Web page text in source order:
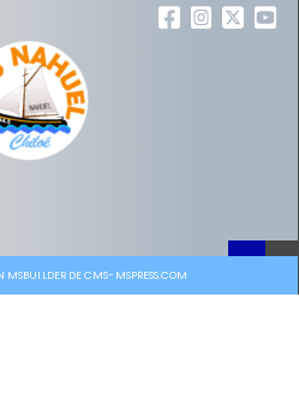
MSBUILDER DE CMS-MSPRESS.COM